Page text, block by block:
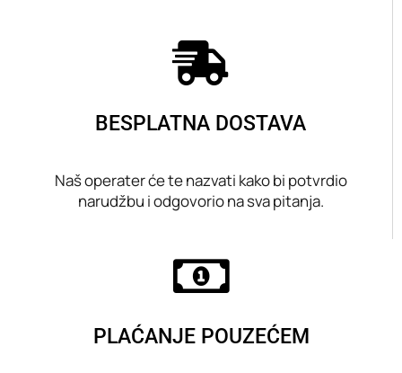
BESPLATNA DOSTAVA
Naš operater će te nazvati kako bi potvrdio
narudžbu i odgovorio na sva pitanja.
PLAĆANJE POUZEĆEM